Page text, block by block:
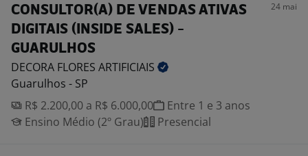
CONSULTOR(A) DE VENDAS ATIVAS
DIGITAIS (INSIDE SALES) -
GUARULHOS
24 mai
DECORA FLORES ARTIFICIAIS
Guarulhos - SP
R$ 2.200,00 a R$ 6.000,00
Entre 1 e 3 anos
Ensino Médio (2º Grau)
Presencial